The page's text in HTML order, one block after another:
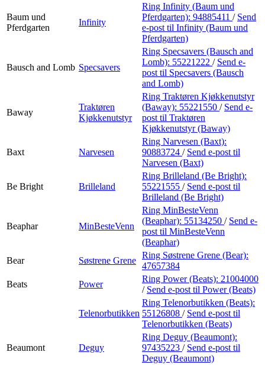
Baum und
Pferdgarten
Infinity
Ring Infinity (Baum und
Pferdgarten): 94885411 / Send
e-post til Infinity (Baum und
Pferdgarten)
Bausch and Lomb Specsavers
Ring Specsavers (Bausch and
Lomb): 55221222 / Send e-
post til Specsavers (Bausch
and Lomb)
Baway
Traktøren
Kjøkkenutstyr
Ring Traktøren Kjøkkenutstyr
(Baway): 55221550 / Send e-
post til Traktøren
Kjøkkenutstyr (Baway)
Baxt Narvesen
Ring Narvesen (Baxt):
90883724 / Send e-post til
Narvesen (Baxt)
Be Bright Brilleland
Ring Brilleland (Be Bright):
55221555 / Send e-post til
Brilleland (Be Bright)
Beaphar MinBesteVenn
Ring MinBesteVenn
(Beaphar): 55134250 / Send e-
post til MinBesteVenn
(Beaphar)
Bear
Søstrene Grene
Ring Søstrene Grene (Bear):
47657384
Beats
Power
Ring Power (Beats): 21004000
/ Send e-post til Power (Beats)
Telenorbutikken
Ring Telenorbutikken (Beats):
55126808 / Send e-post til
Telenorbutikken (Beats)
Beaumont Deguy
Ring Deguy (Beaumont):
97435223 / Send e-post til
Deguy (Beaumont)